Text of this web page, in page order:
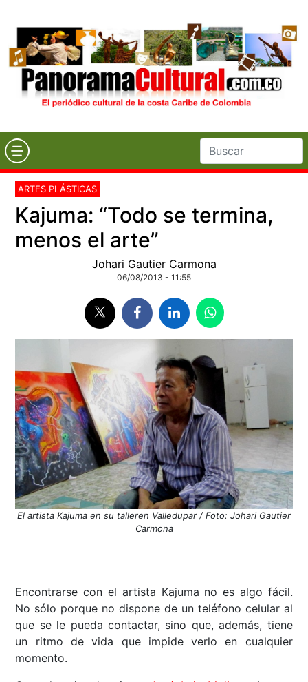
ARTES PLÁSTICAS
Kajuma: “Todo se termina,
menos el arte”
Johari Gautier Carmona
06/08/2013 - 11:55
El artista Kajuma en su talleren Valledupar / Foto: Johari Gautier
Carmona
Encontrarse con el artista Kajuma no es algo fácil.
No sólo porque no dispone de un teléfono celular al
que se le pueda contactar, sino que, además, tiene
un ritmo de vida que impide verlo en cualquier
momento.